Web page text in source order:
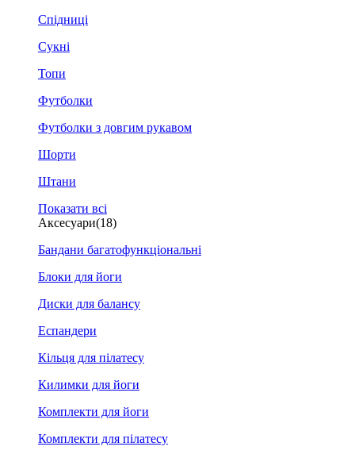
Спідниці
Сукні
Топи
Футболки
Футболки з довгим рукавом
Шорти
Штани
Показати всі
Аксесуари(18)
Бандани багатофункціональні
Блоки для йоги
Диски для балансу
Еспандери
Кільця для пілатесу
Килимки для йоги
Комплекти для йоги
Комплекти для пілатесу